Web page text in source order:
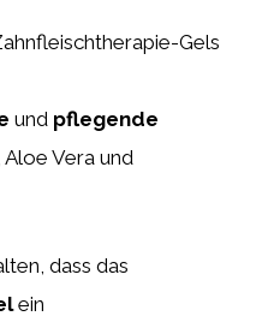
Gels
und pflegende
Vera und
dass das
ein